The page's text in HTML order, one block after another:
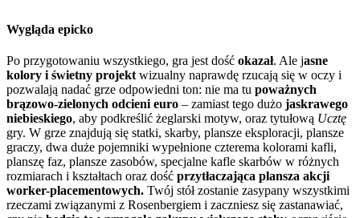
Wygląda epicko
Po przygotowaniu wszystkiego, gra jest dość okazał. Ale jasne
kolory i świetny projekt wizualny naprawdę rzucają się w oczy i
pozwalają nadać grze odpowiedni ton: nie ma tu poważnych
brązowo-zielonych odcieni euro – zamiast tego dużo jaskrawego
niebieskiego, aby podkreślić żeglarski motyw, oraz tytułową Ucztę
gry. W grze znajdują się statki, skarby, plansze eksploracji, plansze
graczy, dwa duże pojemniki wypełnione czterema kolorami kafli,
planszę faz, plansze zasobów, specjalne kafle skarbów w różnych
rozmiarach i kształtach oraz dość przytłaczająca plansza akcji
worker-placementowych. Twój stół zostanie zasypany wszystkimi
rzeczami związanymi z Rosenbergiem i zaczniesz się zastanawiać,